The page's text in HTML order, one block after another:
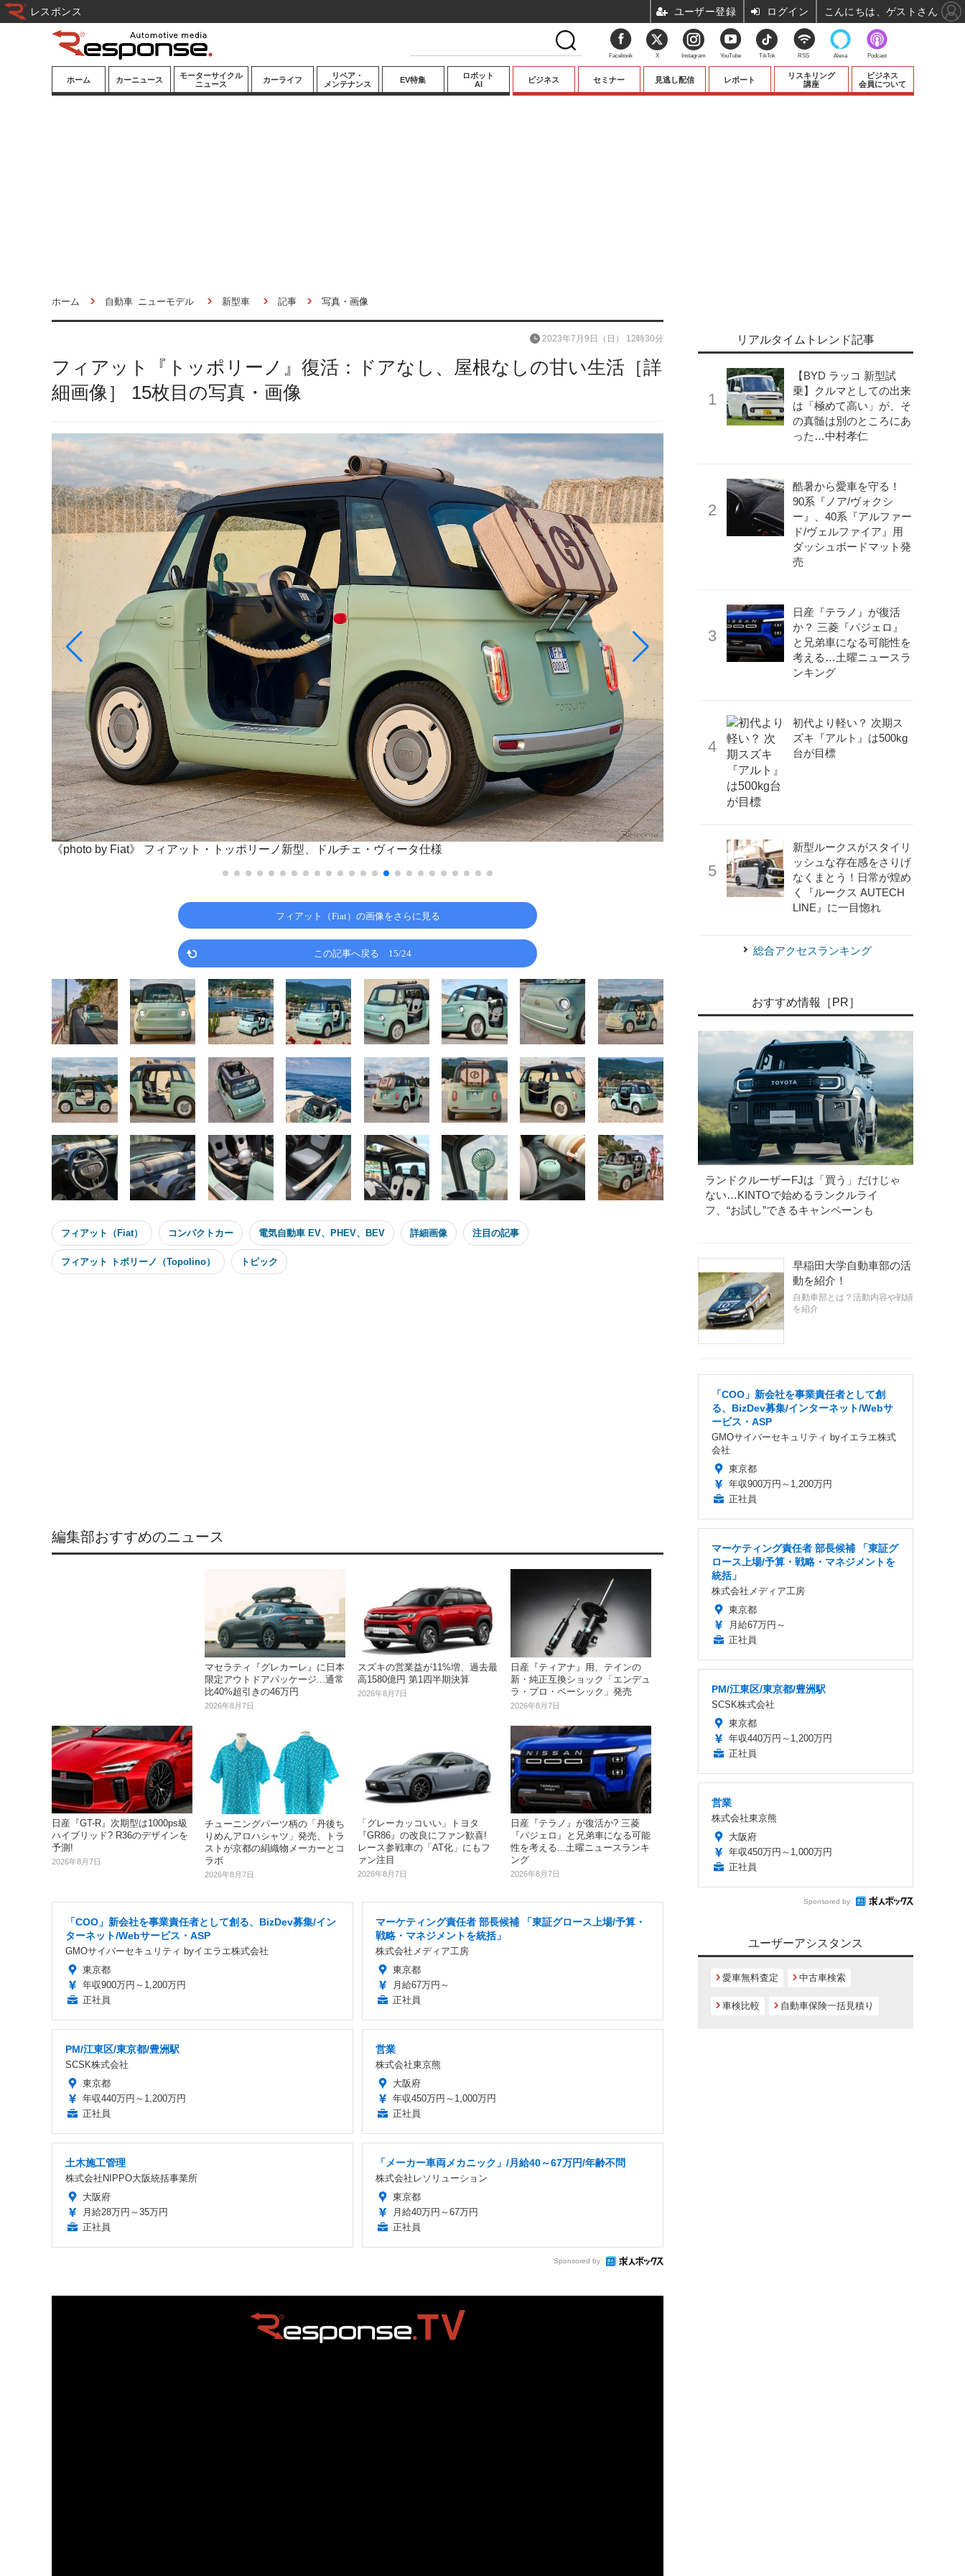
ホーム カーニュース
モーターサイクル
ニュース
カーライフ
リペア・
メンテナンス
EV特集
ロボット
AI
ビジネス セミナー 見逃し配信 レポート
リスキリング
講座
ビジネス
会員について
ホーム 自動車 ニューモデル 新型車 記事 写真・画像
フィアット『トッポリーノ』復活：ドアなし、屋根なしの甘い生活［詳
細画像］ 15枚目の写真・画像
2023年7月9日（日） 12時30分
《photo by Fiat》 フィアット・トッポリーノ新型、ドルチェ・ヴィータ仕様 《photo by Fiat》 フィアット・トッポリーノ新型、ドル
フィアット（Fiat）の画像をさらに見る
この記事へ戻る 15/24
フィアット（Fiat） コンパクトカー 電気自動車 EV、PHEV、BEV 詳細画像 注目の記事
フィアット トポリーノ（Topolino） トピック
編集部おすすめのニュース
マセラティ『グレカーレ』に日本
限定アウトドアパッケージ...通常
比40%超引きの46万円
2026年8月7日
スズキの営業益が11%増、過去最
高1580億円 第1四半期決算
2026年8月7日
日産『ティアナ』用、テインの
新・純正互換ショック「エンデュ
ラ・プロ・ベーシック」発売
2026年8月7日
日産『GT-R』次期型は1000ps級
ハイブリッド? R36のデザインを
予測!
2026年8月7日
チューニングパーツ柄の「丹後ち
りめんアロハシャツ」発売、トラ
ストが京都の絹織物メーカーとコ
ラボ
2026年8月7日
「グレーカッコいい」トヨタ
『GR86』の改良にファン歓喜!
レース参戦車の「AT化」にもフ
ァン注目
2026年8月7日
日産『テラノ』が復活か? 三菱
『パジェロ』と兄弟車になる可能
性を考える...土曜ニュースランキ
ング
2026年8月7日
「COO」新会社を事業責任者として創る、BizDev募集/イン
ターネット/Webサービス・ASP
GMOサイバーセキュリティ byイエラエ株式会社
東京都
年収900万円～1,200万円
正社員
マーケティング責任者 部長候補 「東証グロース上場/予算・
戦略・マネジメントを統括」
株式会社メディア工房
東京都
月給67万円～
正社員
PM/江東区/東京都/豊洲駅
SCSK株式会社
東京都
年収440万円～1,200万円
正社員
営業
株式会社東京熊
大阪府
年収450万円～1,000万円
正社員
土木施工管理
株式会社NIPPO大阪統括事業所
大阪府
月給28万円～35万円
正社員
「メーカー車両メカニック」/月給40～67万円/年齢不問
株式会社レソリューション
東京都
月給40万円～67万円
正社員
Sponsored by
リアルタイムトレンド記事
【BYD ラッコ 新型試
乗】クルマとしての出来
は「極めて高い」が、そ
の真髄は別のところにあ
った…中村孝仁
酷暑から愛車を守る！
90系『ノア/ヴォクシ
ー』、40系『アルファー
ド/ヴェルファイア』用
ダッシュボードマット発
売
日産『テラノ』が復活
か？ 三菱『パジェロ』
と兄弟車になる可能性を
考える…土曜ニュースラ
ンキング
初代より軽い？ 次期ス
ズキ『アルト』は500kg
台が目標
新型ルークスがスタイリ
ッシュな存在感をさりげ
なくまとう！日常が煌め
く『ルークス AUTECH
LINE』に一目惚れ
総合アクセスランキング
おすすめ情報［PR］
ランドクルーザーFJは「買う」だけじゃ
ない…KINTOで始めるランクルライ
フ、“お試し”できるキャンペーンも
早稲田大学自動車部の活
動を紹介！
自動車部とは？活動内容や戦績
を紹介
「COO」新会社を事業責任者として創
る、BizDev募集/インターネット/Webサ
ービス・ASP
GMOサイバーセキュリティ byイエラエ株式
会社
東京都
年収900万円～1,200万円
正社員
マーケティング責任者 部長候補 「東証グ
ロース上場/予算・戦略・マネジメントを
統括」
株式会社メディア工房
東京都
月給67万円～
正社員
PM/江東区/東京都/豊洲駅
SCSK株式会社
東京都
年収440万円～1,200万円
正社員
営業
株式会社東京熊
大阪府
年収450万円～1,000万円
正社員
Sponsored by
ユーザーアシスタンス
愛車無料査定 中古車検索
車検比較 自動車保険一括見積り
Facebook X Instagram YouTube TikTok RSS Alexa Podcast
レスポンス ユーザー登録 ログイン こんにちは、ゲストさん